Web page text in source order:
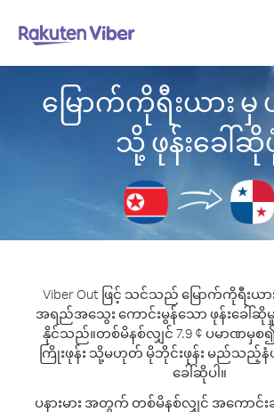
မြောက်ကိုရီးယား မှ ပ
သို့ ဖုန်းခေါ်ဆို
Viber Out ဖြင့် သင်သည် မြောက်ကိုရီးယား
အရည်အသွေး ကောင်းမွန်သော ဖုန်းခေါ်ဆိုမှု
နိုင်သည်။တစ်မိနစ်လျှင် 7.9 ¢ ပမာဏမှစ၍
ကြိုးဖုန်း သို့မဟုတ် မိုဘိုင်းဖုန်း မည်သည့်နံ
ခေါ်ဆိုပါ။
ပနားမား အတွက် တစ်မိနစ်လျှင် အကောင်းဆုံ